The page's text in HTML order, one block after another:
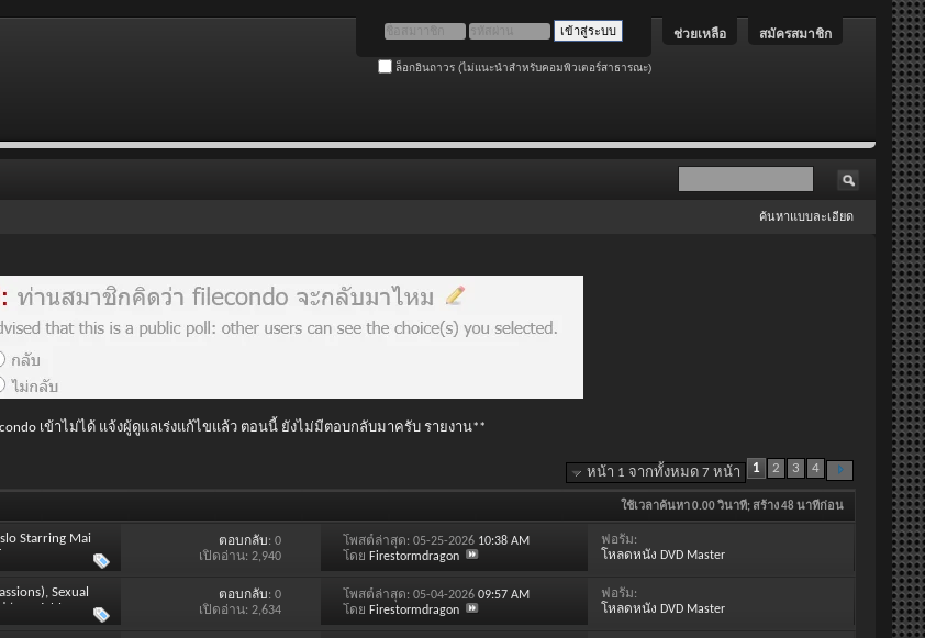
สมัครสมาชิก
ช่วยเหลือ
ล็อกอินถาวร (ไม่แนะนำสำหรับคอมพิวเตอร์สาธารณะ)
ค้นหาแบบละเอียด
เข้าไม่ได้ แจ้งผู้ดูแลเร่งแก้ไขแล้ว ตอนนี้ ยังไม่มีตอบกลับมาครับ รายงาน**
หน้า 1 จากทั้งหมด 7 หน้า 1 2 3 4
ใช้เวลาค้นหา0.00 วินาที; สร้าง 48 นาทีก่อน
Starring Mai
ตอบกลับ: 0
เปิดอ่าน: 2,940
โพสต์ล่าสุด: 05-25-2026 10:38 AM
โดยFirestormdragon
ฟอรั่ม:
โหลดหนัง DVD Master
Sexual
ชิวหามรณะ (DVD9)
ตอบกลับ: 0
เปิดอ่าน: 2,634
โพสต์ล่าสุด: 05-04-202609:57 AM
โดยFirestormdragon
ฟอรั่ม:
โหลดหนัง DVD Master